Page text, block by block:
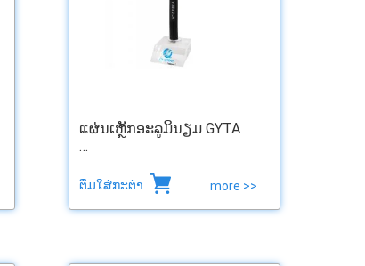
ແຜ່ນເຫຼັກອະລູມິນຽມ GYTA
…
ຕື່ມໃສ່ກະຕ່າ more >>